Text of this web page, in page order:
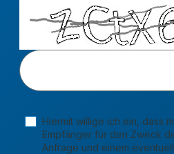
Hiermit willige ich ein, dass
Empfänger für den Zweck
Anfrage und einem